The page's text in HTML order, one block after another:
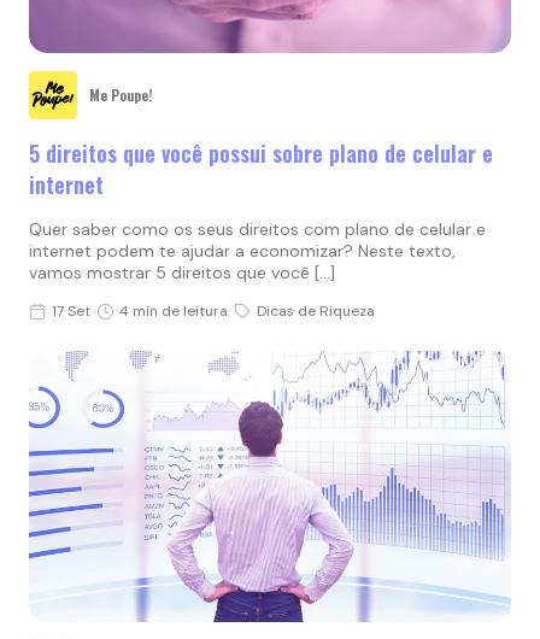
Me Poupe!
5 direitos que você possui sobre plano de celular e
internet
Quer saber como os seus direitos com plano de celular e
internet podem te ajudar a economizar? Neste texto,
vamos mostrar 5 direitos que você […]
17 Set 4 min de leitura Dicas de Riqueza